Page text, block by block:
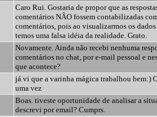
Caro Rui. Gostaria de propor que as
comentários NÃO fossem contabilizadas
comentários, pois ao visualizarmos os dados
temos uma falsa idéia da realidade. Grato.
Novamente. Ainda não recebi nenhuma
comentários no chat, por e-mail pessoal e
que acontece?
já vi que a varinha mágica trabalhou bem:)
uma vez
Boas. tiveste oportunidade de analisar a
descrevi por email? Cumprs.